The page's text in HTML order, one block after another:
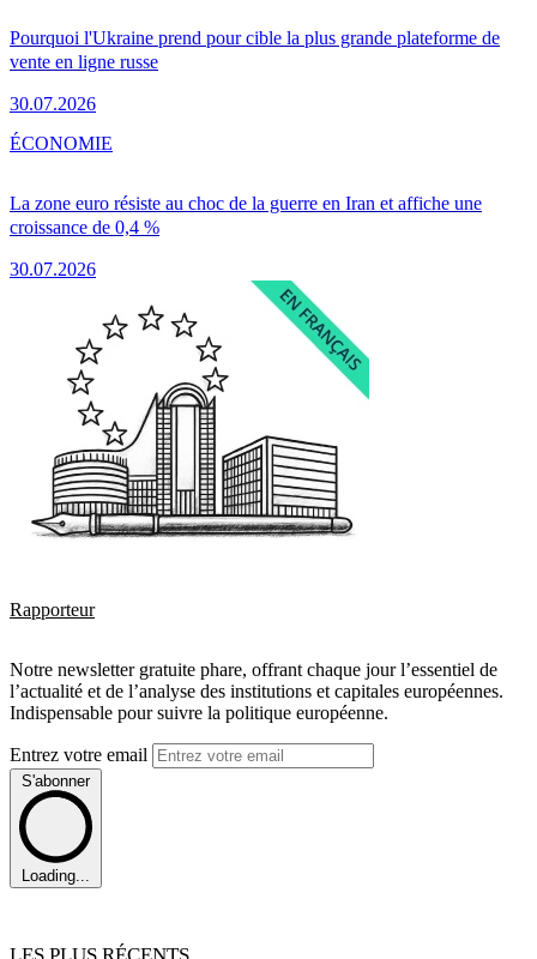
Pourquoi l'Ukraine prend pour cible la plus grande plateforme de
vente en ligne russe
30.07.2026
La zone euro résiste au choc de la guerre en Iran et affiche une
croissance de 0,4 %
30.07.2026
ÉCONOMIE
Rapporteur
Notre newsletter gratuite phare, offrant chaque jour l’essentiel de
l’actualité et de l’analyse des institutions et capitales européennes.
Indispensable pour suivre la politique européenne.
Entrez votre email
S'abonner
Loading...